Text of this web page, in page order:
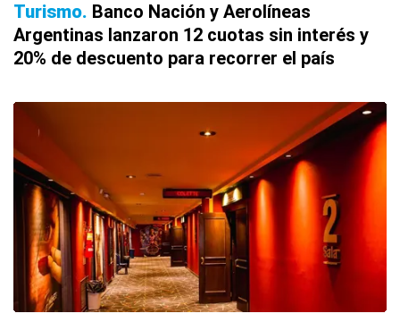
Turismo Banco Nación y Aerolíneas
Argentinas lanzaron 12 cuotas sin interés y
20% de descuento para recorrer el país